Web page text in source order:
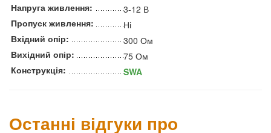
Напруга живлення:
3-12 В
Пропуск живлення:
Ні
Вхідний опір:
300 Ом
Вихідний опір:
75 Ом
Конструкція:
SWA
Останні відгуки про